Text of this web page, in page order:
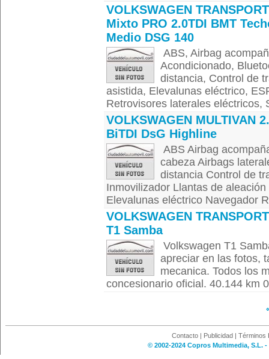
VOLKSWAGEN
Mixto PRO 2.0TDI BMT
Medio DSG 140
ABS, Airbag
Acondicionado,
distancia, Control de
asistida, Elevalunas eléctrico,
Retrovisores laterales eléctricos,
VOLKSWAGEN MULTIVAN
BiTDI DsG Highline
ABS Airbag
cabeza Airbags
distancia Control de
Inmovilizador Llantas de
Elevalunas eléctrico Navegador
VOLKSWAGEN
T1 Samba
Volkswagen T1
apreciar en las fotos,
mecanica. Todos los
concesionario oficial. 40.144 km
Contacto | Publicidad | Términos
© 2002-2024 Copros Multimedia, S.L.